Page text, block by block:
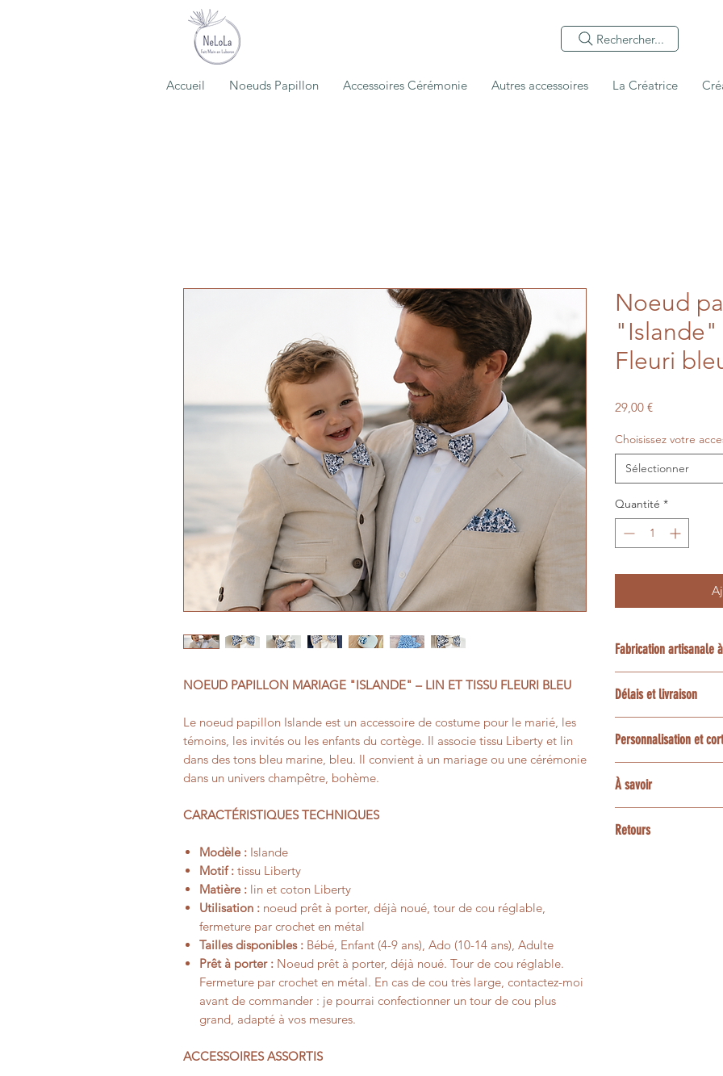
Rechercher...
Accueil Noeuds Papillon Accessoires Cérémonie Autres accessoires La Créatrice
NOEUD PAPILLON MARIAGE "ISLANDE" – LIN ET TISSU FLEURI BLEU
Le noeud papillon Islande est un accessoire de costume pour le marié, les
témoins, les invités ou les enfants du cortège. Il associe tissu Liberty et lin
dans des tons bleu marine, bleu. Il convient à un mariage ou une cérémonie
dans un univers champêtre, bohème.
CARACTÉRISTIQUES TECHNIQUES
Modèle : Islande
Motif : tissu Liberty
Matière : lin et coton Liberty
Utilisation : noeud prêt à porter, déjà noué, tour de cou réglable,
fermeture par crochet en métal
Tailles disponibles : Bébé, Enfant (4-9 ans), Ado (10-14 ans), Adulte
Prêt à porter : Noeud prêt à porter, déjà noué. Tour de cou réglable.
Fermeture par crochet en métal. En cas de cou très large, contactez-moi
avant de commander : je pourrai confectionner un tour de cou plus
grand, adapté à vos mesures.
ACCESSOIRES ASSORTIS
Noeud
"Islande"
Fleuri
29,00 €Prix
Choisissez votre
Sélectionner
Quantité *
Fabrication artisanale
la demande dans
Luberon en
création sur mesure
projet : choix du
demande
ensemble les
Délais et livraison
confection et
Une option express
contactez-moi
Personnalisation et
accessoires
enfant ou bébé,
bracelets, barrettes,
À savoir
écrans.
Retours